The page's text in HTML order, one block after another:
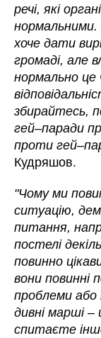
речі, які
хоче дати
громаді, але
нормально це
збирайтесь,
гей–паради
проти
Кудряшов.
"Чому ми
ситуацію,
питання,
постелі
повинно
вони повинні
проблеми або
дивні марші
спитаєте